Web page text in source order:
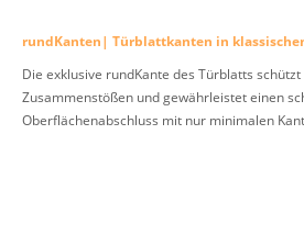
rundKanten| Türblattkanten in
Die exklusive rundKante des Türblatts
Zusammenstößen und gewährleistet einen
Oberflächenabschluss mit nur minimalen